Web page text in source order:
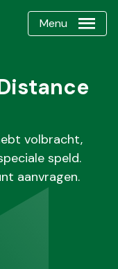
Menu
volbracht,
speld.
aanvragen.